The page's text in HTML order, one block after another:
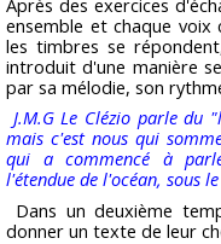
Après des exercices
ensemble et chaque voix
les timbres se
introduit d'une manière
par sa mélodie, son
J.M.G Le Clézio parle du
mais c'est nous qui
qui a commencé à
l'étendue de l'océan, sous
Dans un deuxième
donner un texte de leur